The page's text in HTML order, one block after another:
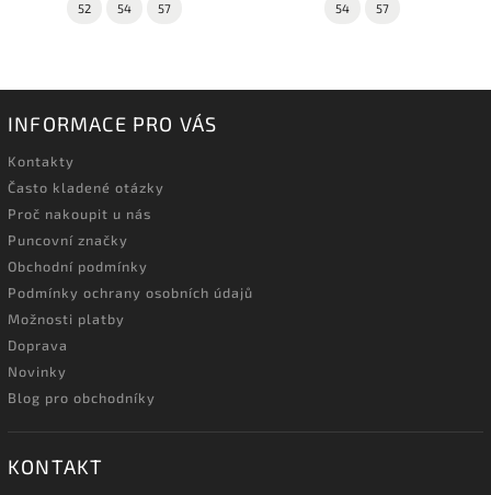
52 54 57 54 57
INFORMACE PRO VÁS
Kontakty
Často kladené otázky
Proč nakoupit u nás
Puncovní značky
Obchodní podmínky
Podmínky ochrany osobních údajů
Možnosti platby
Doprava
Novinky
Blog pro obchodníky
KONTAKT